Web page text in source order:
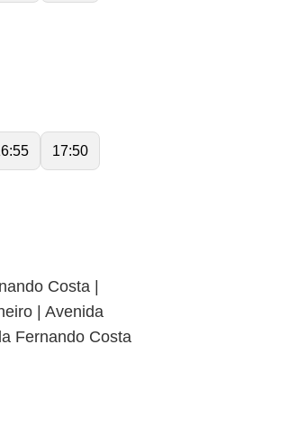
17:50
Costa |
| Avenida
Fernando Costa